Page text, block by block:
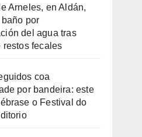
Arneles, en Aldán,
por
del agua tras
restos fecales
coa
por bandeira: este
o Festival do